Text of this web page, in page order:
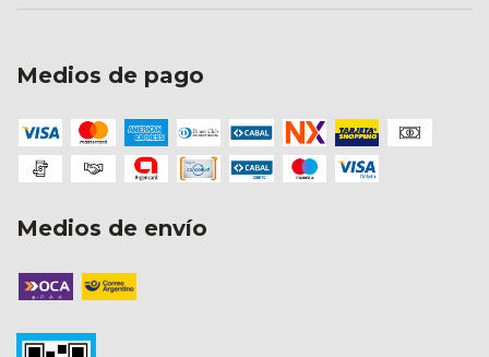
Medios de pago
Medios de envío